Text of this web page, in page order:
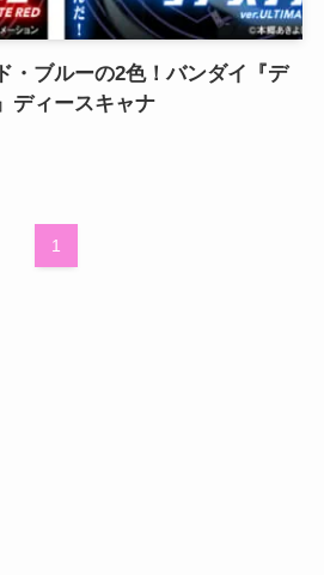
・ブルーの2色！バンダイ『デ
ディースキャナ
1